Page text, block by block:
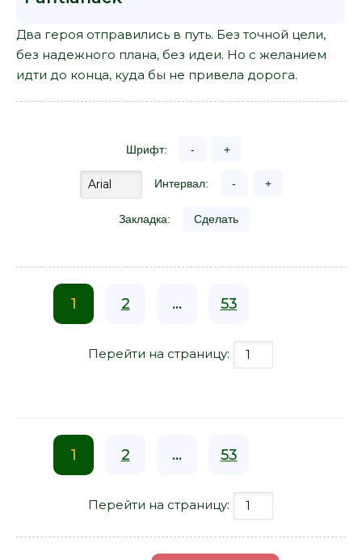
Два героя отправились в путь. Без точной цели,
без надежного плана, без идеи. Но с желанием
идти до конца, куда бы не привела дорога.
Шрифт: - +
Интервал: - +
Закладка: Сделать
1 2 ... 53
Перейти на страницу:
1 2 ... 53
Перейти на страницу: